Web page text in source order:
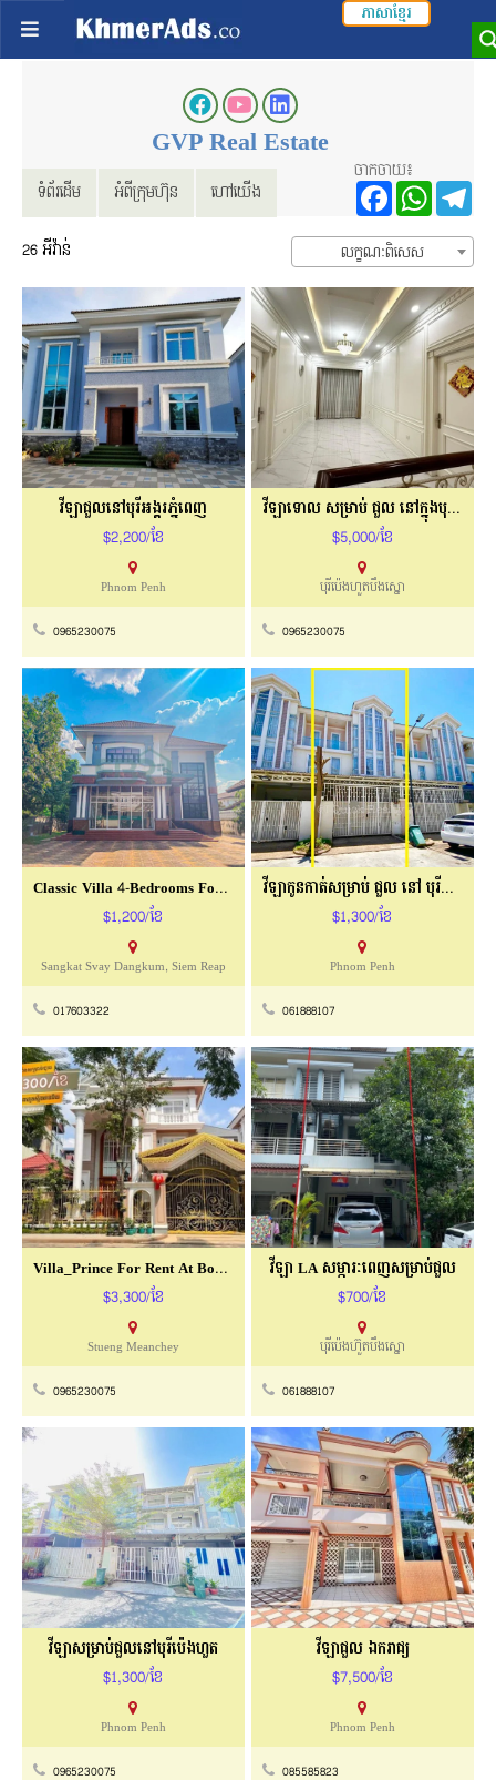
ភាសាខ្មែរ
GVP Real Estate
ទំព័រដើម អំពីក្រុមហ៊ុន ហៅយើង
ចាកចាយ៖
លក្ខណៈពិសេស
26អីវ៉ាន់
វីឡាជួលនៅបុរីអង្គរភ្នំពេញ
$2,200/ខែ
Phnom Penh
0965230075
វីឡាទោល សម្រាប់ ជួល នៅក្នុងបុរីប៉េងហួត
$5,000/ខែ
បុរីប៉េងហួតបឹងស្នោ
0965230075
Classic Villa 4-Bedrooms For Rent In Town
$1,200/ខែ
Sangkat Svay Dangkum, Siem Reap
017603322
វីឡាកូនកាត់សម្រាប់​ ជួល​ ​នៅ​ បុរីជីបម៉ុង
$1,300/ខែ
Phnom Penh
061888107
Villa_Prince For Rent At Borey Peng Hout
$3,300/ខែ
Stueng Meanchey
0965230075
វីឡា LA សម្ភារៈពេញសម្រាប់ជួល
$700/ខែ
បុរីប៉េងហ៊ួតបឹងស្នោ
061888107
វីឡាសម្រាប់ជួលនៅបុរីប៉េងហួត
$1,300/ខែ
Phnom Penh
0965230075
វីឡាជួល ឯករាជ្យ
$7,500/ខែ
Phnom Penh
085585823